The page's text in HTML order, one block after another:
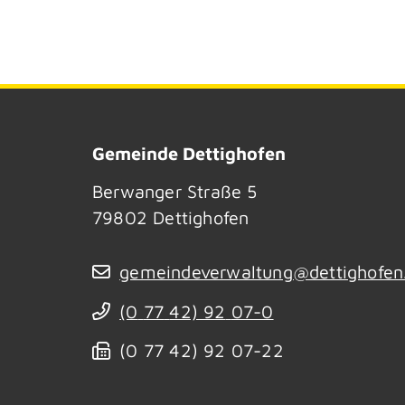
Gemeinde Dettighofen
Berwanger Straße 5
79802 Dettighofen
(0 77 42) 92 07-0
(0 77 42) 92 07-22